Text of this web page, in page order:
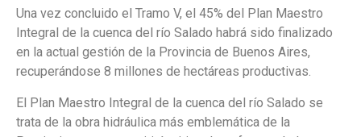
Una vez concluido el Tramo V, el 45% del Plan Maestro
Integral de la cuenca del río Salado habrá sido finalizado
en la actual gestión de la Provincia de Buenos Aires,
recuperándose 8 millones de hectáreas productivas.
El Plan Maestro Integral de la cuenca del río Salado se
trata de la obra hidráulica más emblemática de la